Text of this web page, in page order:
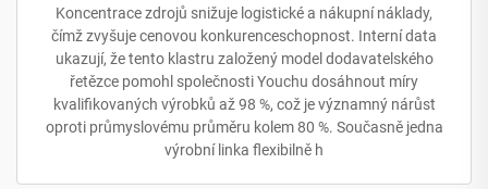
Koncentrace zdrojů snižuje logistické a nákupní náklady,
čímž zvyšuje cenovou konkurenceschopnost. Interní data
ukazují, že tento klastru založený model dodavatelského
řetězce pomohl společnosti Youchu dosáhnout míry
kvalifikovaných výrobků až 98 %, což je významný nárůst
oproti průmyslovému průměru kolem 80 %. Současně jedna
výrobní linka flexibilně h